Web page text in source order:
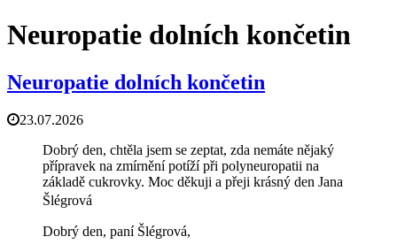
Neuropatie dolních končetin
Neuropatie dolních končetin
23.07.2026
Dobrý den, chtěla jsem se zeptat, zda nemáte nějaký
přípravek na zmírnění potíží při polyneuropatii na
základě cukrovky. Moc děkuji a přeji krásný den Jana
Šlégrová
Dobrý den, paní Šlégrová,